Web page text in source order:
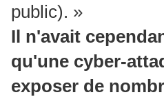
public). »
Il n'avait
qu'une cyber-
exposer de